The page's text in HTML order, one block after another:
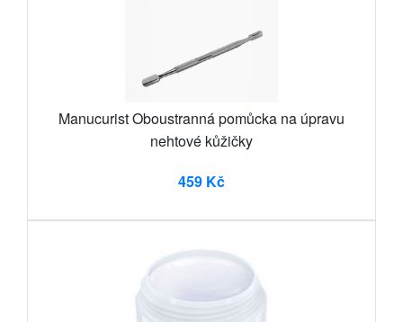
Manucurist Oboustranná pomůcka na úpravu
nehtové kůžičky
459 Kč